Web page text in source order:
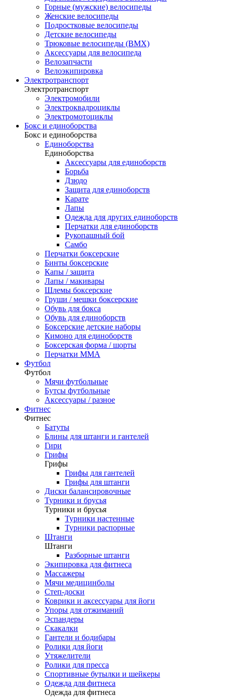
Горные (мужские) велосипеды
Женские велосипеды
Подростковые велосипеды
Детские велосипеды
Трюковые велосипеды (BMX)
Аксессуары для велосипеда
Велозапчасти
Велоэкипировка
Электротранспорт
Электротранспорт
Электромобили
Электроквадроциклы
Электромотоциклы
Бокс и единоборства
Бокс и единоборства
Единоборства
Единоборства
Аксессуары для единоборств
Борьба
Дзюдо
Защита для единоборств
Карате
Лапы
Одежда для других единоборств
Перчатки для единоборств
Рукопашный бой
Самбо
Перчатки боксерские
Бинты боксерские
Капы / защита
Лапы / макивары
Шлемы боксерские
Груши / мешки боксерские
Обувь для бокса
Обувь для единоборств
Боксерские детские наборы
Кимоно для единоборств
Боксерская форма / шорты
Перчатки ММА
Футбол
Футбол
Мячи футбольные
Бутсы футбольные
Аксессуары / разное
Фитнес
Фитнес
Батуты
Блины для штанги и гантелей
Гири
Грифы
Грифы
Грифы для гантелей
Грифы для штанги
Диски балансировочные
Турники и брусья
Турники и брусья
Турники настенные
Турники распорные
Штанги
Штанги
Разборные штанги
Экипировка для фитнеса
Массажеры
Мячи медицинболы
Степ-доски
Коврики и аксессуары для йоги
Упоры для отжиманий
Эспандеры
Скакалки
Гантели и бодибары
Ролики для йоги
Утяжелители
Ролики для пресса
Спортивные бутылки и шейкеры
Одежда для фитнеса
Одежда для фитнеса